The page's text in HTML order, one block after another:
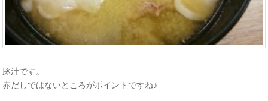
豚汁です。
赤だしではないところがポイントですね♪